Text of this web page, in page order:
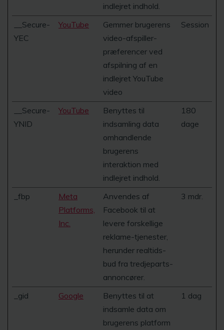
indlejret indhold.
__Secure-
YEC
YouTube
Gemmer brugerens
video-afspiller-
præferencer ved
afspilning af en
indlejret YouTube
video
Session
__Secure-
YNID
YouTube
Benyttes til
indsamling data
omhandlende
brugerens
interaktion med
indlejret indhold.
180
dage
_fbp
Meta
Platforms,
Inc.
Anvendes af
Facebook til at
levere forskellige
reklame-tjenester,
herunder realtids-
bud fra tredjeparts-
annoncører.
3 mdr.
_gid Google
Benyttes til at
indsamle data om
brugerens platform
1 dag